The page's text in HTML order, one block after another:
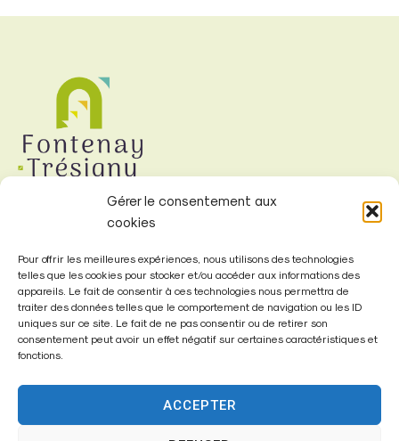
Gérer le consentement aux
cookies
Pour offrir les meilleures expériences, nous utilisons des technologies
telles que les cookies pour stocker et/ou accéder aux informations des
appareils. Le fait de consentir à ces technologies nous permettra de
traiter des données telles que le comportement de navigation ou les ID
uniques sur ce site. Le fait de ne pas consentir ou de retirer son
consentement peut avoir un effet négatif sur certaines caractéristiques et
fonctions.
ACCEPTER
Mairie de
Fontenay-Trésigny
Mairie,
26 Av. du Général de Gaulle